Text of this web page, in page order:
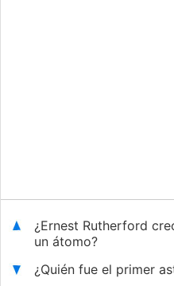
¿Ernest Rutherford
un átomo?
¿Quién fue el primer